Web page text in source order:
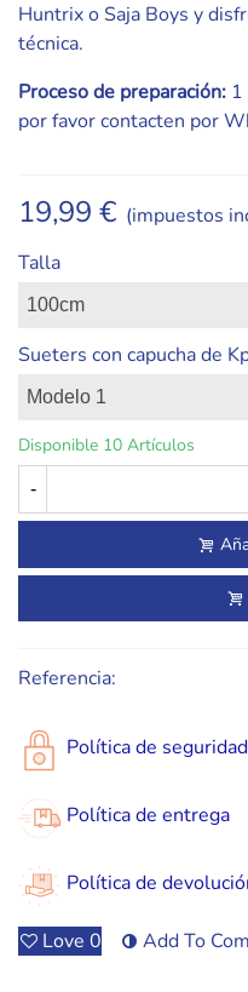
Huntrix o Saja Boys y
técnica.
Proceso de preparación:
por favor contacten por
19,99 € (impuestos
Talla
Sueters con capucha de
Disponible 10 Artículos
-
Referencia:
Política de seguridad
Política de entrega
Política de
Love 0 Add To